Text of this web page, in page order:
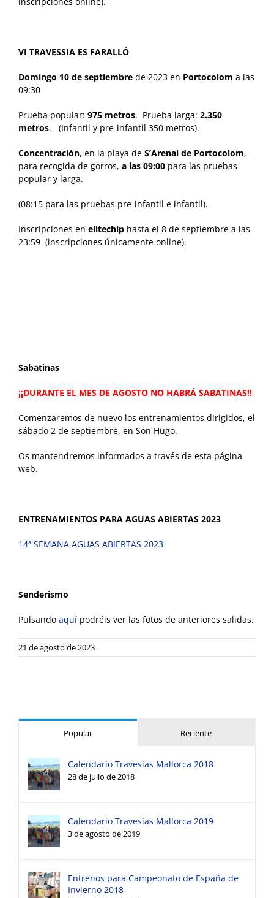
VI TRAVESSIA ES FARALLÓ
Domingo 10 de septiembre de 2023 en Portocolom a las
09:30
Prueba popular: 975 metros. Prueba larga: 2.350
metros. (Infantil y pre-infantil 350 metros).
Concentración, en la playa de S’Arenal de Portocolom,
para recogida de gorros, a las 09:00 para las pruebas
popular y larga.
(08:15 para las pruebas pre-infantil e infantil).
Inscripciones en elitechip hasta el 8 de septiembre a las
23:59 (inscripciones únicamente online).
Sabatinas
¡¡DURANTE EL MES DE AGOSTO NO HABRÁ SABATINAS!!
Comenzaremos de nuevo los entrenamientos dirigidos, el
sábado 2 de septiembre, en Son Hugo.
Os mantendremos informados a través de esta página
web.
ENTRENAMIENTOS PARA AGUAS ABIERTAS 2023
14ª SEMANA AGUAS ABIERTAS 2023
Senderismo
Pulsando aquí podréis ver las fotos de anteriores salidas.
21 de agosto de 2023
Popular Reciente
Calendario Travesías Mallorca 2018
28 de julio de 2018
Calendario Travesías Mallorca 2019
3 de agosto de 2019
Entrenos para Campeonato de España de
Invierno 2018